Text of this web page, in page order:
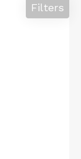
Filters